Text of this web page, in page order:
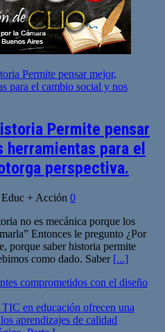
Permite pensar
para el
perspectiva.
+ Acción 0
no es mecánica porque los
Entonces le pregunto ¿Por
porque saber historia permite
como dado. Saber [...]